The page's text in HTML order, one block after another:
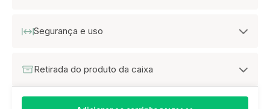
Segurança e uso
Retirada do produto da caixa